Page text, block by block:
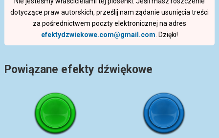
dotyczące praw autorskich, prześlij nam żądanie usunięcia treści
za pośrednictwem poczty elektronicznej na adres
efektydzwiekowe.com@gmail.com . Dzięki!
Powiązane efekty dźwiękowe